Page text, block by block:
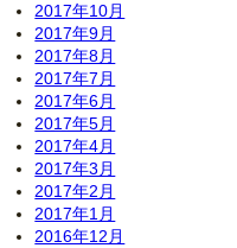
2017年10月
2017年9月
2017年8月
2017年7月
2017年6月
2017年5月
2017年4月
2017年3月
2017年2月
2017年1月
2016年12月